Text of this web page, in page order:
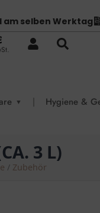
am selben Werktag
▼ | Hygiene &
3 L)
/ Zubehör